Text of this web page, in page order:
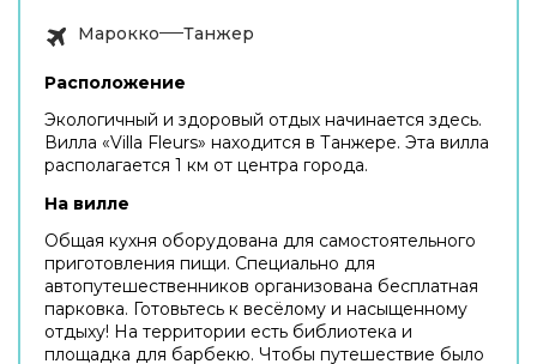
Марокко Танжер
Расположение
Экологичный и здоровый отдых начинается здесь.
Вилла «Villa Fleurs» находится в Танжере. Эта вилла
располагается 1 км от центра города.
На вилле
Общая кухня оборудована для самостоятельного
приготовления пищи. Специально для
автопутешественников организована бесплатная
парковка. Готовьтесь к весёлому и насыщенному
отдыху! На территории есть библиотека и
площадка для барбекю. Чтобы путешествие было